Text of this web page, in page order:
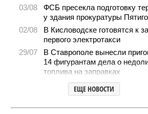
03/08
ФСБ пресекла подготовку
у здания прокуратуры
02/08
В Кисловодске готовятся к
первого электротакси
29/07
В Ставрополе вынесли
14 фигурантам дела о
топлива на заправках
Продажи подержанных авто в
СКФО сократились в 2026
28/07
Авиалесоохрана
ЕЩЕ НОВОСТИ